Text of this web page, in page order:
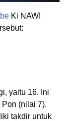
Ki NAWI
yaitu 16. Ini
(nilai 7).
takdir untuk